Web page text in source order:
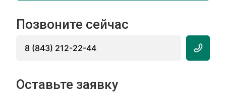
Позвоните сейчас
8 (843) 212-22-44
Оставьте заявку